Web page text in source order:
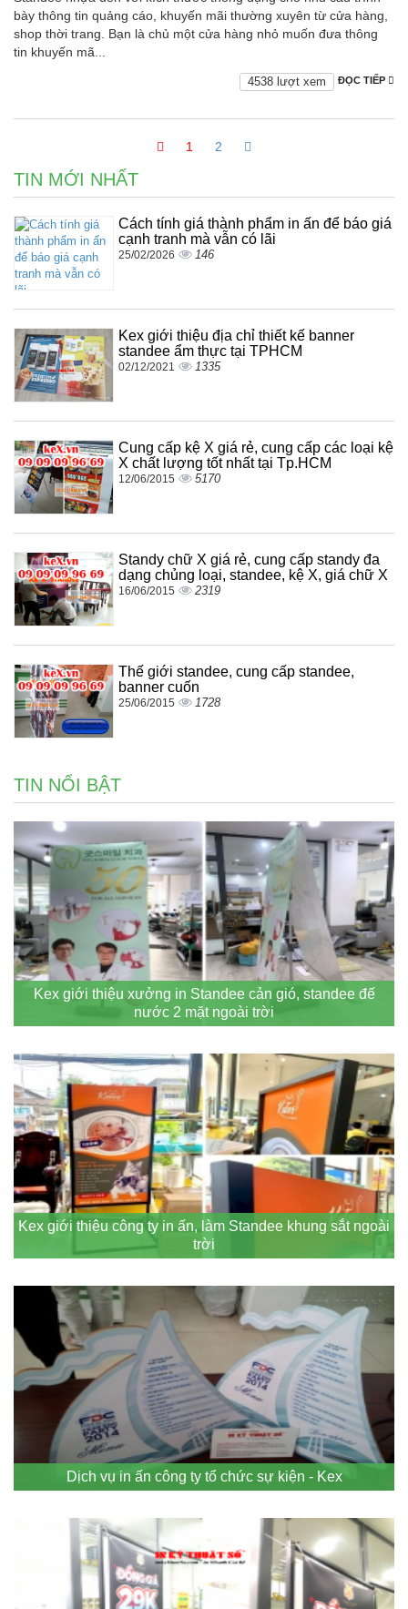
bày thông tin quảng cáo, khuyến mãi thường xuyên từ cửa hàng,
shop thời trang. Bạn là chủ một cửa hàng nhỏ muốn đưa thông
tin khuyến mã...
ĐỌC TIẾP
4538 lượt xem
1 2
TIN MỚI NHẤT
Cách tính giá thành phẩm in ấn để báo giá
cạnh tranh mà vẫn có lãi
25/02/2026 146
Kex giới thiệu địa chỉ thiết kế banner
standee ẩm thực tại TPHCM
02/12/2021 1335
Cung cấp kệ X giá rẻ, cung cấp các loại kệ
X chất lượng tốt nhất tại Tp.HCM
12/06/2015 5170
Standy chữ X giá rẻ, cung cấp standy đa
dạng chủng loại, standee, kệ X, giá chữ X
16/06/2015 2319
Thế giới standee, cung cấp standee,
banner cuốn
25/06/2015 1728
TIN NỔI BẬT
Kex giới thiệu xưởng in Standee cản gió, standee đế
nước 2 mặt ngoài trời
Kex giới thiệu công ty in ấn, làm Standee khung sắt ngoài
trời
Dịch vụ in ấn công ty tổ chức sự kiện - Kex